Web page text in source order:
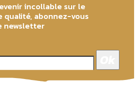
incollable sur le
qualité, abonnez-vous
newsletter